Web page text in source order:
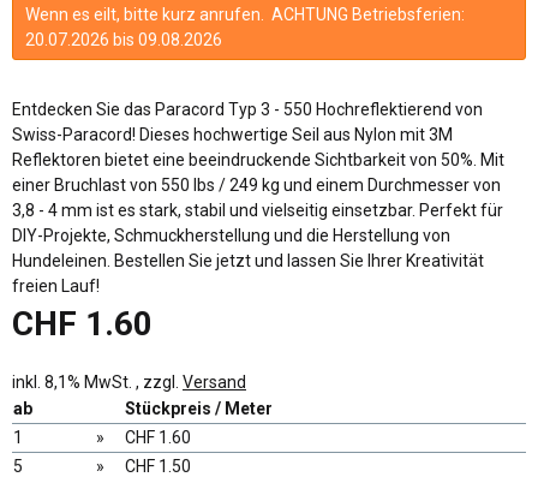
Wenn es eilt, bitte kurz anrufen. ACHTUNG Betriebsferien:
20.07.2026 bis 09.08.2026
Entdecken Sie das Paracord Typ 3 - 550 Hochreflektierend von
Swiss-Paracord! Dieses hochwertige Seil aus Nylon mit 3M
Reflektoren bietet eine beeindruckende Sichtbarkeit von 50%. Mit
einer Bruchlast von 550 lbs / 249 kg und einem Durchmesser von
3,8 - 4 mm ist es stark, stabil und vielseitig einsetzbar. Perfekt für
DIY-Projekte, Schmuckherstellung und die Herstellung von
Hundeleinen. Bestellen Sie jetzt und lassen Sie Ihrer Kreativität
freien Lauf!
CHF 1.60
inkl. 8,1% MwSt. , zzgl. Versand
ab
Stückpreis / Meter
1
»
CHF 1.60
5
»
CHF 1.50